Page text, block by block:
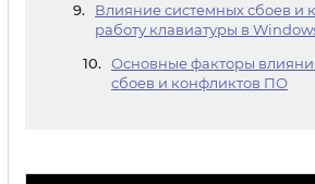
Влияние системных сбоев и
работу клавиатуры в Windows
Основные факторы
сбоев и конфликтов ПО